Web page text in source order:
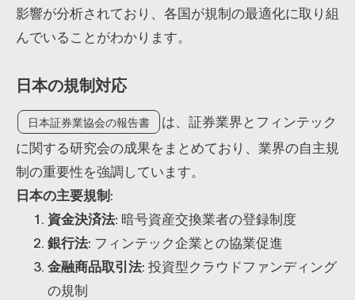
影響が分析されており、各国が規制の最適化に取り組
んでいることがわかります。
日本の規制対応
日本証券業協会の報告書
は、証券業界とフィンテック
に関する研究会の成果をまとめており、業界の自主規
制の重要性を強調しています。
日本の主要規制:
資金決済法: 暗号資産交換業者の登録制度
銀行法: フィンテック企業との協業促進
金融商品取引法: 投資型クラウドファンディング
の規制